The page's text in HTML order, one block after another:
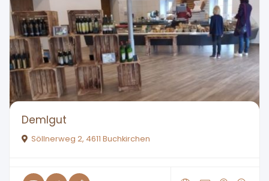
Demlgut
Söllnerweg 2, 4611 Buchkirchen